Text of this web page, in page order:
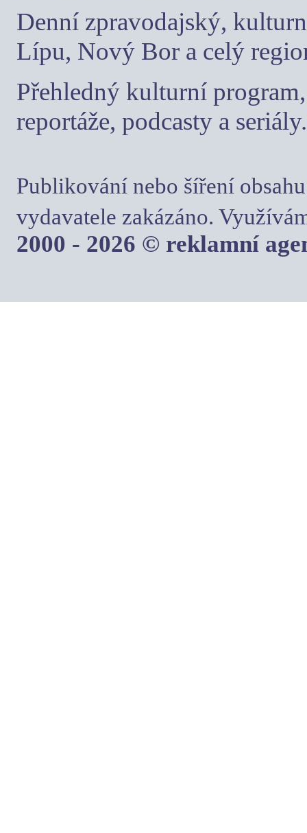
Denní zpravodajský,
Lípu, Nový Bor a celý
Přehledný kulturní
reportáže, podcasty a seriály.
Publikování nebo šíření
vydavatele zakázáno.
2000 - 2026 © reklamní